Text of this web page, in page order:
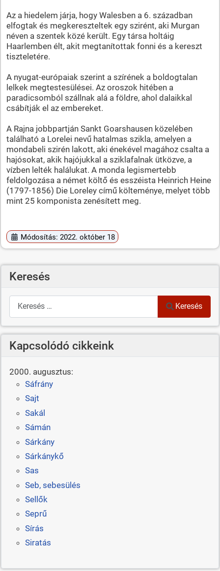
Az a hiedelem járja, hogy Walesben a 6. században
elfogtak és megkereszteltek egy szirént, aki Murgan
néven a szentek közé került. Egy társa holtáig
Haarlemben élt, akit megtanítottak fonni és a kereszt
tiszteletére.
A nyugat-európaiak szerint a szírének a boldogtalan
lelkek megtestesülései. Az oroszok hitében a
paradicsomból szállnak alá a földre, ahol dalaikkal
csábítják el az embereket.
A Rajna jobbpartján Sankt Goarshausen közelében
található a Lorelei nevű hatalmas szikla, amelyen a
mondabeli szirén lakott, aki énekével magához csalta a
hajósokat, akik hajójukkal a sziklafalnak ütközve, a
vízben lelték halálukat. A monda legismertebb
feldolgozása a német költő és esszéista Heinrich Heine
(1797-1856) Die Loreley című költeménye, melyet több
mint 25 komponista zenésített meg.
Módosítás: 2022. október 18
Keresés
Keresés
Keresés
Kapcsolódó cikkeink
2000. augusztus:
Sáfrány
Sajt
Sakál
Sámán
Sárkány
Sárkánykő
Sas
Seb, sebesülés
Sellők
Seprű
Sírás
Siratás